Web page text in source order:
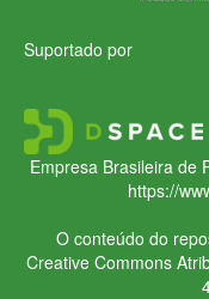
Suportado por
Empresa Brasileira de
https://
O conteúdo do
Creative Commons